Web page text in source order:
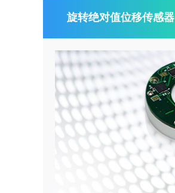
旋转绝对值位移传感器